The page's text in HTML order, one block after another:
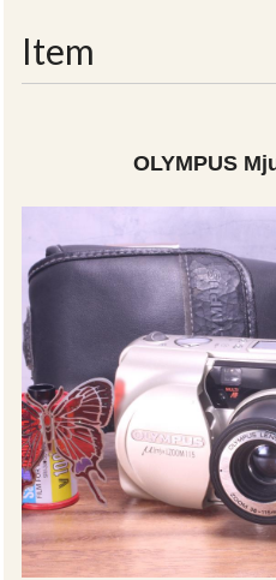
Item
OLYMPUS